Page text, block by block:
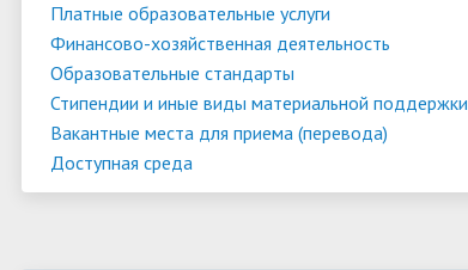
Платные образовательные услуги
Финансово-хозяйственная деятельность
Образовательные стандарты
Стипендии и иные виды материальной поддержки
Вакантные места для приема (перевода)
Доступная среда